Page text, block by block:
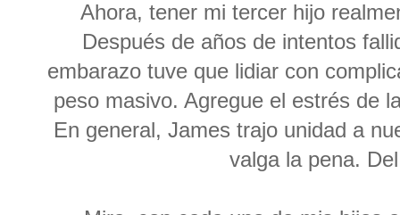
Ahora, tener mi tercer hijo
Después de años de intentos
embarazo tuve que lidiar con
peso masivo. Agregue el estrés de
En general, James trajo unidad a
valga la pena.